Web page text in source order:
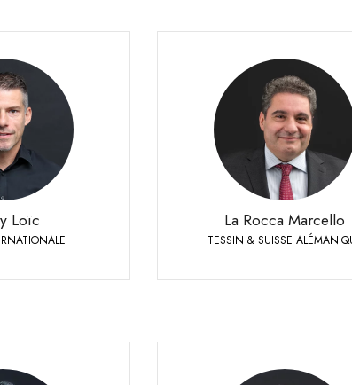
Loïc
Loïc
Téléphone:
19
La Rocca Marcello
TESSIN & SUISSE
La Rocca Marcello
TESSIN & SUISSE ALÉMANIQUE
Responsable de ventes Suisse
& Tessin
+41 79 447 94 48